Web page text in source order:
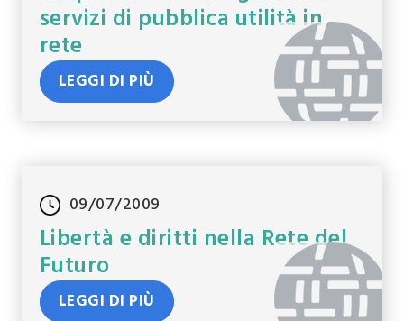
servizi di pubblica utilità in
rete
LEGGI DI PIÙ
09/07/2009
Libertà e diritti nella Rete del
Futuro
LEGGI DI PIÙ